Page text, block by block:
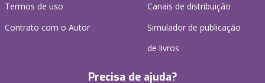
Termos de uso
Contrato com o Autor
Canais de distribuição
Simulador de publicação
de livros
Precisa de ajuda?